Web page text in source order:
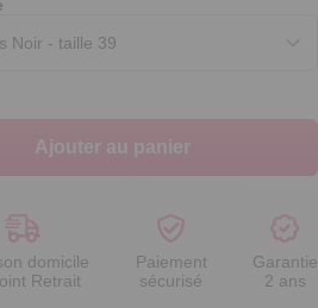
Ajouter au panier
domicile
Retrait
Paiement
sécurisé
Garantie
2 ans